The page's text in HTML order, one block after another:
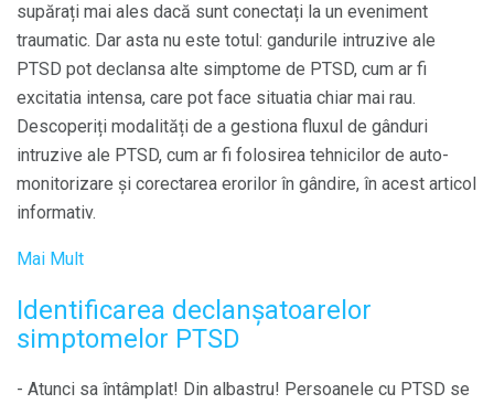
supărați mai ales dacă sunt conectați la un eveniment
traumatic. Dar asta nu este totul: gandurile intruzive ale
PTSD pot declansa alte simptome de PTSD, cum ar fi
excitatia intensa, care pot face situatia chiar mai rau.
Descoperiți modalități de a gestiona fluxul de gânduri
intruzive ale PTSD, cum ar fi folosirea tehnicilor de auto-
monitorizare și corectarea erorilor în gândire, în acest articol
informativ.
Mai Mult
Identificarea declanșatoarelor
simptomelor PTSD
- Atunci sa întâmplat! Din albastru! Persoanele cu PTSD se